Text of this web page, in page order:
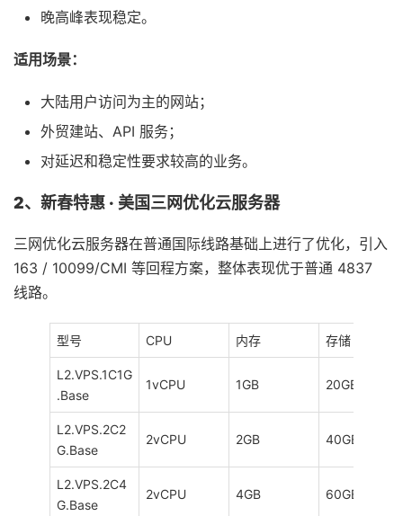
晚高峰表现稳定。
适用场景：
大陆用户访问为主的网站；
外贸建站、API 服务；
对延迟和稳定性要求较高的业务。
2、新春特惠 · 美国三网优化云服务器
三网优化云服务器在普通国际线路基础上进行了优化，引入
163 / 10099/CMI 等回程方案，整体表现优于普通 4837
线路。
型号 CPU 内存 存储
L2.VPS.1C1G
.Base
1vCPU 1GB 20GB
L2.VPS.2C2
G.Base
2vCPU 2GB 40GB
L2.VPS.2C4
G.Base
2vCPU 4GB 60GB